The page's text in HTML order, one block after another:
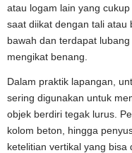
atau logam lain yang
saat diikat dengan tali atau
bawah dan terdapat
mengikat benang.
Dalam praktik lapangan,
sering digunakan untuk
objek berdiri tegak lurus.
kolom beton, hingga
ketelitian vertikal yang bisa